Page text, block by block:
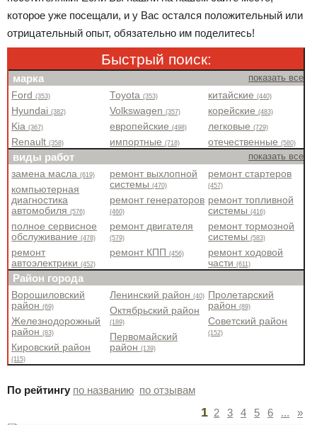
которое уже посещали, и у Вас остался положительный или
отрицательный опыт, обязательно им поделитесь!
Быстрый поиск:
марка показать все
Ford(353)
Hyundai(382)
Kia(367)
Renault(358)
Toyota(353)
Volkswagen(357)
европейские(498)
импортные(718)
китайские(440)
корейские(483)
легковые(729)
отечественные(580)
виды работ показать все
замена масла(619)
компьютерная
диагностика
автомобиля(576)
полное сервисное
обслуживание(478)
ремонт
автоэлектрики(452)
ремонт выхлопной
системы(470)
ремонт генераторов
(460)
ремонт двигателя
(579)
ремонт КПП(456)
ремонт стартеров
(457)
ремонт топливной
системы(416)
ремонт тормозной
системы(583)
ремонт ходовой
части(611)
Район города
Ворошиловский
район(69)
Железнодорожный
район(83)
Кировский район
(115)
Ленинский район(40)
Октябрьский район
(189)
Первомайский
район(139)
Пролетарский
район(89)
Советский район
(152)
По рейтингу по названию по отзывам
1 2 3 4 5 6 ... »